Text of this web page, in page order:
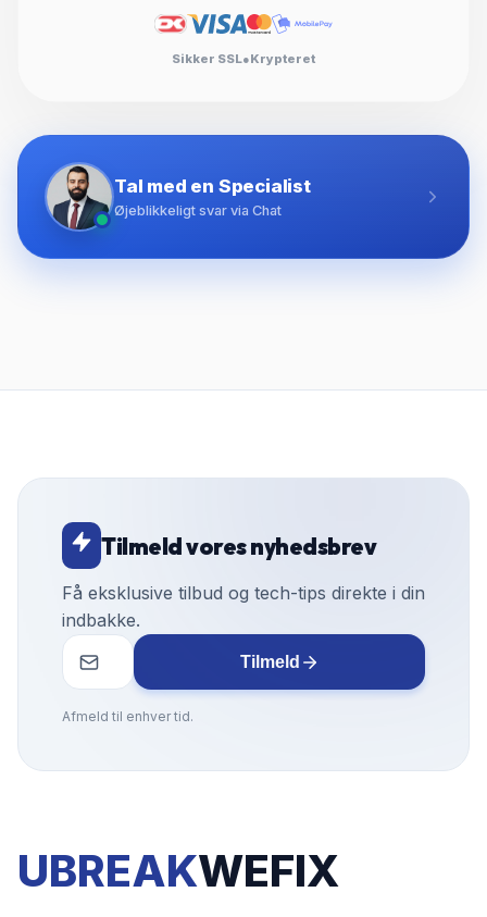
Sikker SSL●Krypteret
Tal med en Specialist
Øjeblikkeligt svar via Chat
Tilmeld vores nyhedsbrev
Få eksklusive tilbud og tech-tips direkte i din
indbakke.
Tilmeld
Afmeld til enhver tid.
UBREAKWEFIX